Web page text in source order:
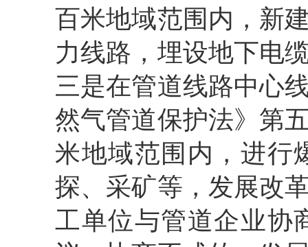
百米地域范围内，新
力线路，埋设地下电
三是在管道线路中心
然气管道保护法》第
米地域范围内，进行
探、采矿等，发展改
工单位与管道企业协